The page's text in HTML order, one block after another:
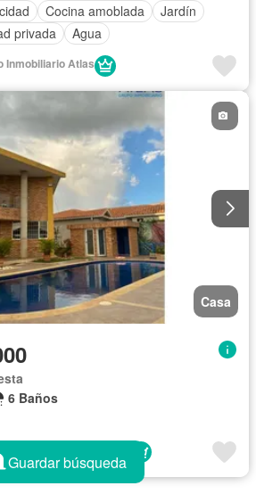
Cocina amoblada
Jardín
privada Agua
Inmobiliario Atlas
Casa
6 Baños
Grupo Inmobiliario Atlas
Guardar búsqueda